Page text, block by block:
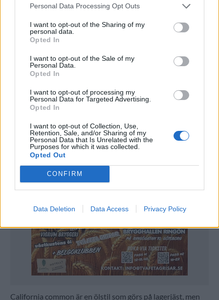
Personal Data Processing Opt Outs
I want to opt-out of the Sharing of my
personal data.
Opted In
I want to opt-out of the Sale of my
Personal Data.
Opted In
I want to opt-out of processing my
Personal Data for Targeted Advertising.
Opted In
I want to opt-out of Collection, Use,
Retention, Sale, and/or Sharing of my
Personal Data that Is Unrelated with the
Purposes for which it was collected.
Opted Out
CONFIRM
Data Deletion Data Access Privacy Policy
De har känt varandra i tio år och gjort flera projekt
Hammenlind och Frank Hedman även bryggt öl
tillsammans.
Hammenlind är huvudbryggare på Frequency Beer Works
och Hedman jobbar på Ängöl i Kalmar. Nyligen bryggde de
– Det tyckte vi behövdes, säger Mattias Hammenlind.
De båda vännerna utbildade sig till bryggare i Ludvika
samtidigt och lärde känna varandra då.
tillsammans då. Men det här är faktiskt första gången som
vi brygger öl, säger Hammenlind.
California common är en ölstil som görs på lagerjäst, men